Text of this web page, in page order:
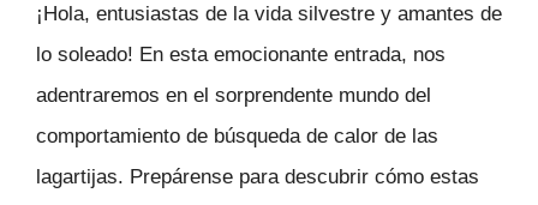
¡Hola, entusiastas de la vida silvestre y amantes de
lo soleado! En esta emocionante entrada, nos
adentraremos en el sorprendente mundo del
comportamiento de búsqueda de calor de las
lagartijas. Prepárense para descubrir cómo estas